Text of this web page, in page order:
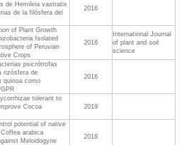
de Hemileia vastratix
de la filósfera del
2016
of Plant Growth
Isolated
of Peruvian
Crops
2016
International Journal
of plant and soil
science
psicrótrofas
rizósfera de
quinoa como
2016
tolerant to
Cocoa
2019
potential of native
arabica
Meloidogyne
2018